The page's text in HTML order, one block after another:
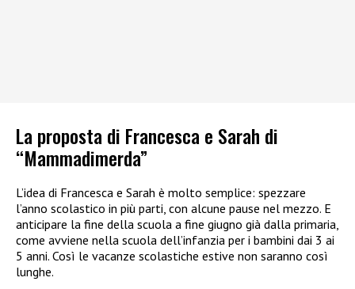
La proposta di Francesca e Sarah di
“Mammadimerda”
L’idea di Francesca e Sarah è molto semplice: spezzare
l’anno scolastico in più parti, con alcune pause nel mezzo. E
anticipare la fine della scuola a fine giugno già dalla primaria,
come avviene nella scuola dell’infanzia per i bambini dai 3 ai
5 anni. Così le vacanze scolastiche estive non saranno così
lunghe.